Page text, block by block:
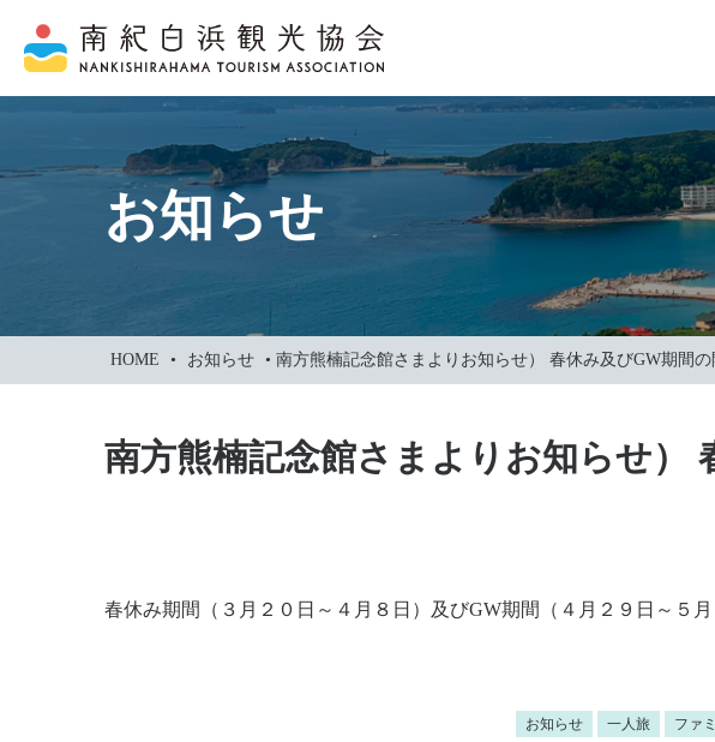
ッ
お知らせ
HOME • お知らせ • 南方熊楠記念館さまよりお知らせ） 春休み及びGW期間
南方熊楠記念館さまよりお知らせ）
春休み期間（３月２０日～４月８日）及びGW期間（４月２９日～５
お知らせ 一人旅 ファ